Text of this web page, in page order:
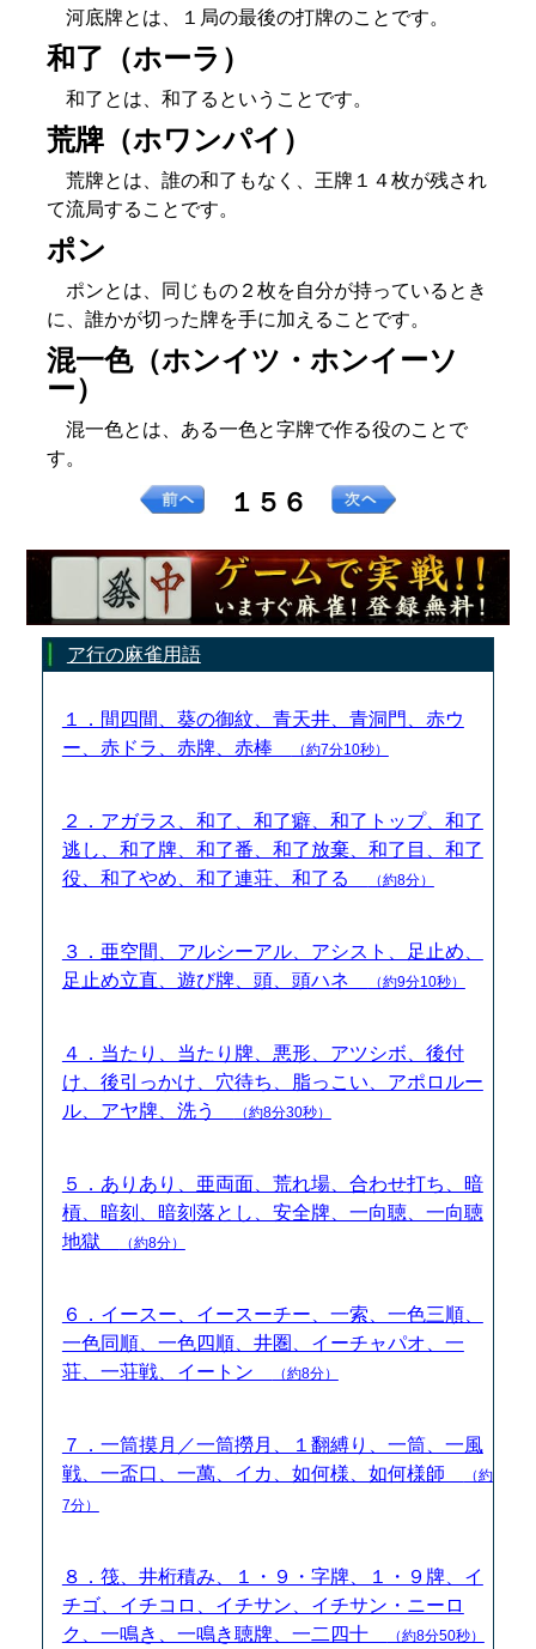
河底牌とは、１局の最後の打牌のことです。
和了（ホーラ）
和了とは、和了るということです。
荒牌（ホワンパイ）
荒牌とは、誰の和了もなく、王牌１４枚が残され
て流局することです。
ポン
ポンとは、同じもの２枚を自分が持っているとき
に、誰かが切った牌を手に加えることです。
混一色（ホンイツ・ホンイーソ
ー）
混一色とは、ある一色と字牌で作る役のことで
す。
１５６
ア行の麻雀用語
１．間四間、葵の御紋、青天井、青洞門、赤ウ
ー、赤ドラ、赤牌、赤棒
（約7分10秒）
２．アガラス、和了、和了癖、和了トップ、和了
逃し、和了牌、和了番、和了放棄、和了目、和了
役、和了やめ、和了連荘、和了る
（約8分）
３．亜空間、アルシーアル、アシスト、足止め、
足止め立直、遊び牌、頭、頭ハネ
（約9分10秒）
４．当たり、当たり牌、悪形、アツシボ、後付
け、後引っかけ、穴待ち、脂っこい、アポロルー
ル、アヤ牌、洗う
（約8分30秒）
５．ありあり、亜両面、荒れ場、合わせ打ち、暗
槓、暗刻、暗刻落とし、安全牌、一向聴、一向聴
地獄
（約8分）
６．イースー、イースーチー、一索、一色三順、
一色同順、一色四順、井圏、イーチャパオ、一
荘、一荘戦、イートン
（約8分）
７．一筒摸月／一筒撈月、１翻縛り、一筒、一風
戦、一盃口、一萬、イカ、如何様、如何様師
（約
7分）
８．筏、井桁積み、１・９・字牌、１・９牌、イ
チゴ、イチコロ、イチサン、イチサン・ニーロ
ク、一鳴き、一鳴き聴牌、一二四十
（約8分50秒）